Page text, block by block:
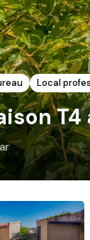
Local